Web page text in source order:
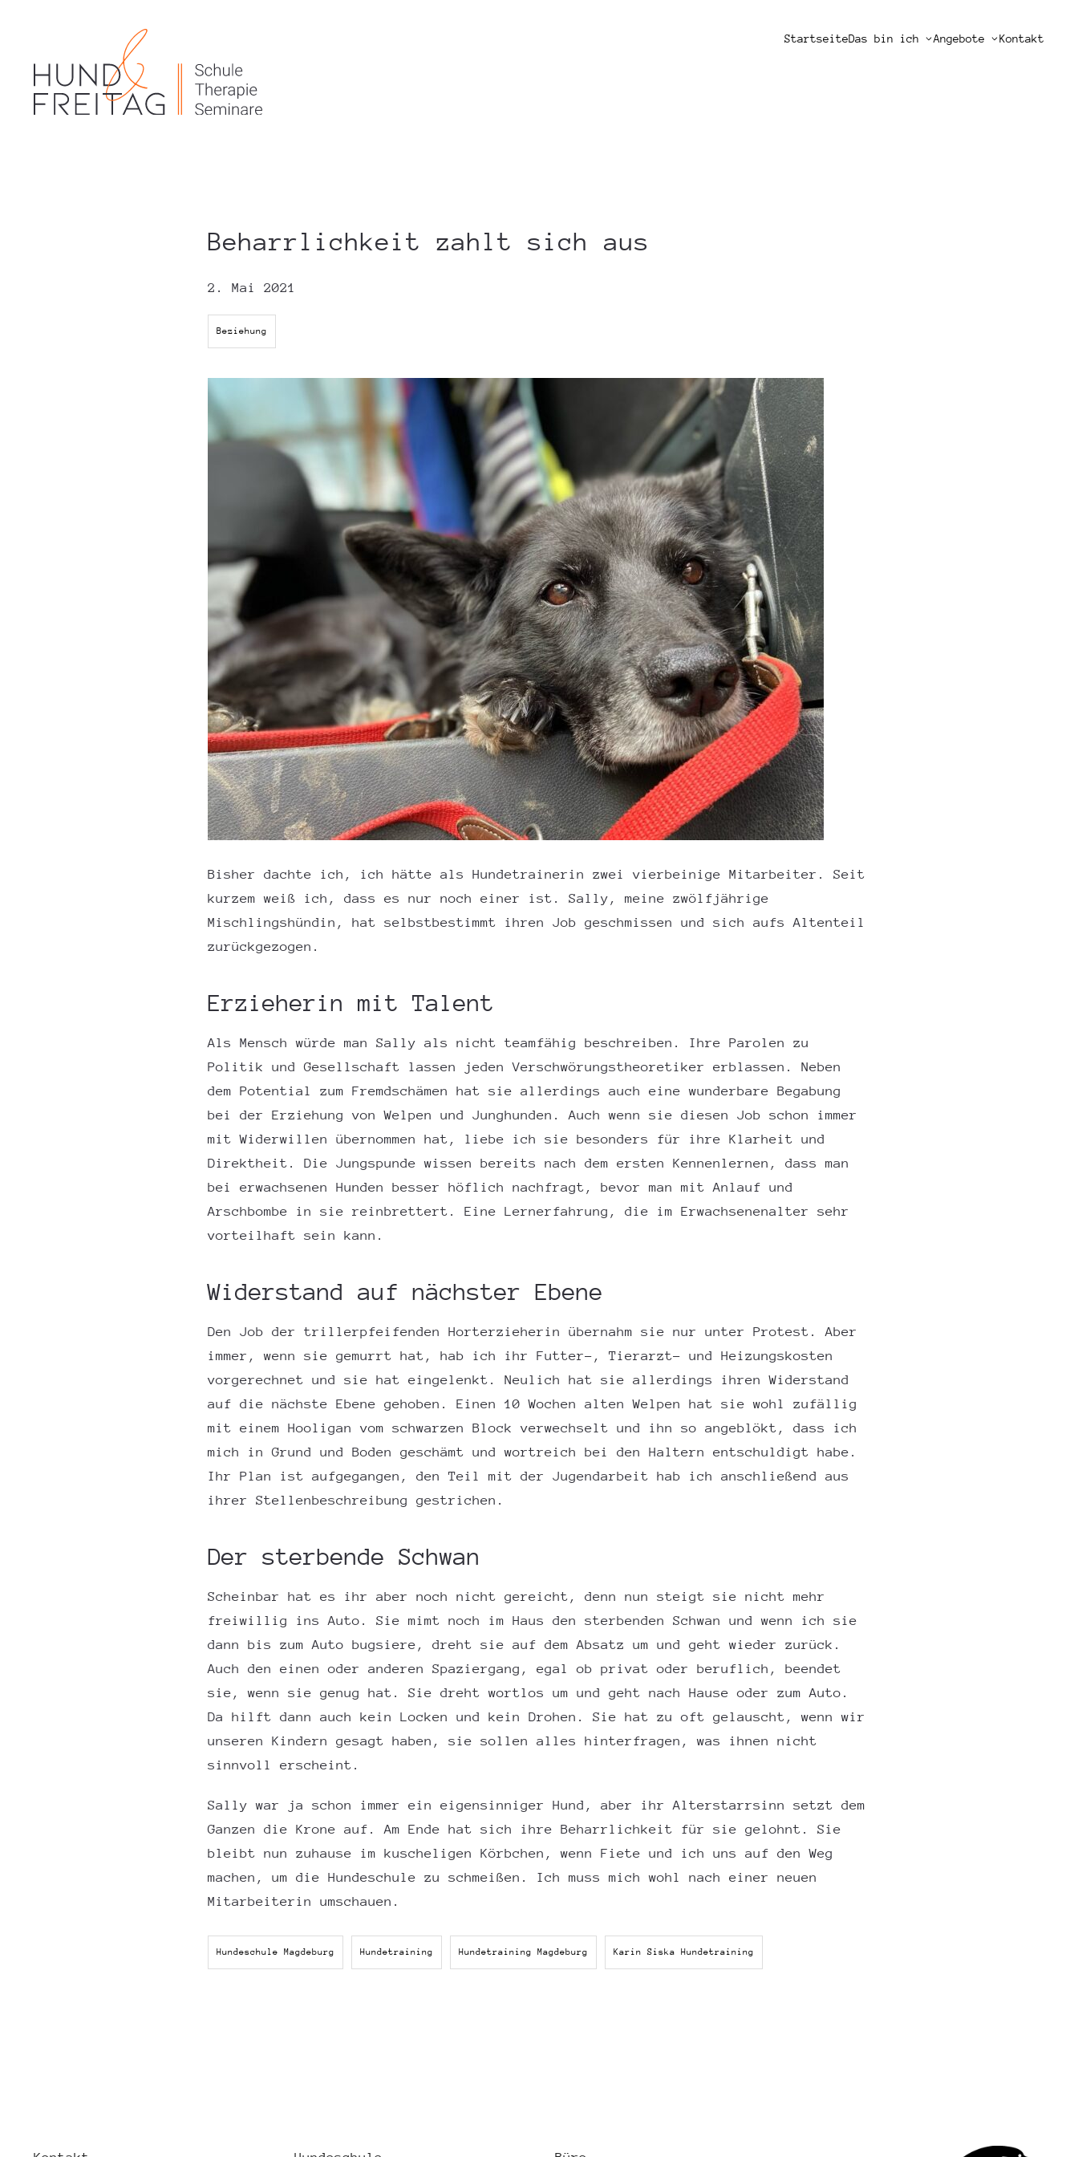
StartseiteDas bin ich Angebote Kontakt
Beharrlichkeit zahlt sich aus
2. Mai 2021
Beziehung
Bisher dachte ich, ich hätte als Hundetrainerin zwei vierbeinige Mitarbeiter. Seit
kurzem weiß ich, dass es nur noch einer ist. Sally, meine zwölfjährige
Mischlingshündin, hat selbstbestimmt ihren Job geschmissen und sich aufs Altenteil
zurückgezogen.
Erzieherin mit Talent
Als Mensch würde man Sally als nicht teamfähig beschreiben. Ihre Parolen zu
Politik und Gesellschaft lassen jeden Verschwörungstheoretiker erblassen. Neben
dem Potential zum Fremdschämen hat sie allerdings auch eine wunderbare Begabung
bei der Erziehung von Welpen und Junghunden. Auch wenn sie diesen Job schon immer
mit Widerwillen übernommen hat, liebe ich sie besonders für ihre Klarheit und
Direktheit. Die Jungspunde wissen bereits nach dem ersten Kennenlernen, dass man
bei erwachsenen Hunden besser höflich nachfragt, bevor man mit Anlauf und
Arschbombe in sie reinbrettert. Eine Lernerfahrung, die im Erwachsenenalter sehr
vorteilhaft sein kann.
Widerstand auf nächster Ebene
Den Job der trillerpfeifenden Horterzieherin übernahm sie nur unter Protest. Aber
immer, wenn sie gemurrt hat, hab ich ihr Futter-, Tierarzt- und Heizungskosten
vorgerechnet und sie hat eingelenkt. Neulich hat sie allerdings ihren Widerstand
auf die nächste Ebene gehoben. Einen 10 Wochen alten Welpen hat sie wohl zufällig
mit einem Hooligan vom schwarzen Block verwechselt und ihn so angeblökt, dass ich
mich in Grund und Boden geschämt und wortreich bei den Haltern entschuldigt habe.
Ihr Plan ist aufgegangen, den Teil mit der Jugendarbeit hab ich anschließend aus
ihrer Stellenbeschreibung gestrichen.
Der sterbende Schwan
Scheinbar hat es ihr aber noch nicht gereicht, denn nun steigt sie nicht mehr
freiwillig ins Auto. Sie mimt noch im Haus den sterbenden Schwan und wenn ich sie
dann bis zum Auto bugsiere, dreht sie auf dem Absatz um und geht wieder zurück.
Auch den einen oder anderen Spaziergang, egal ob privat oder beruflich, beendet
sie, wenn sie genug hat. Sie dreht wortlos um und geht nach Hause oder zum Auto.
Da hilft dann auch kein Locken und kein Drohen. Sie hat zu oft gelauscht, wenn wir
unseren Kindern gesagt haben, sie sollen alles hinterfragen, was ihnen nicht
sinnvoll erscheint.
Sally war ja schon immer ein eigensinniger Hund, aber ihr Alterstarrsinn setzt dem
Ganzen die Krone auf. Am Ende hat sich ihre Beharrlichkeit für sie gelohnt. Sie
bleibt nun zuhause im kuscheligen Körbchen, wenn Fiete und ich uns auf den Weg
machen, um die Hundeschule zu schmeißen. Ich muss mich wohl nach einer neuen
Mitarbeiterin umschauen.
Hundeschule Magdeburg Hundetraining Hundetraining Magdeburg Karin Siska Hundetraining